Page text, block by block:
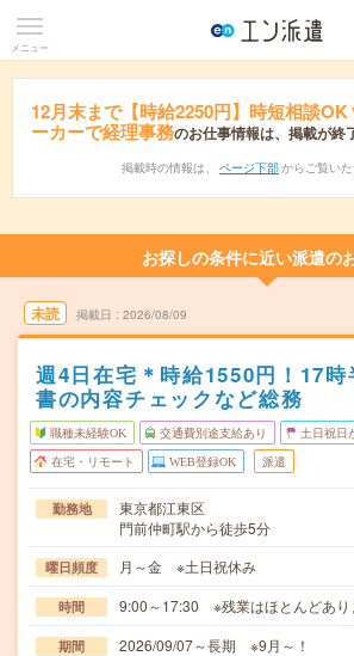
メニュー
12月末まで【時給2250円】時短相談
ーカーで経理事務のお仕事情報は、掲載が終
掲載時の情報は、 ページ下部 からご覧いた
お探しの条件に近い派遣の
未読 掲載日 2026/08/09
週4日在宅＊時給1550円！17時
書の内容チェックなど総務
職種未経験OK 交通費別途支給あり 土日祝日
在宅・リモート WEB登録OK 派遣
勤務地
東京都江東区
門前仲町駅から徒歩5分
曜日頻度 月～金 ※土日祝休み
時間 9:00～17:30 ※残業はほとんどあり
期間 2026/09/07～長期 ※9月～！